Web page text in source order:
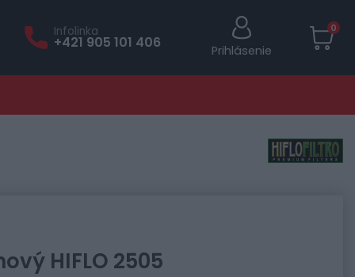
Infolinka
+421 905 101 406 Prihlásenie
0
HIFLO 2505